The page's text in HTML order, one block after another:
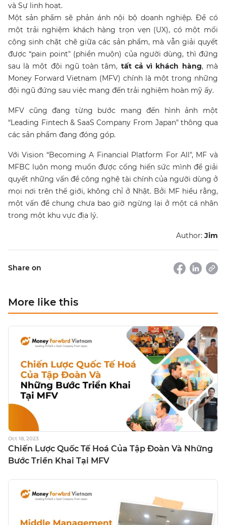
Share on
và Sự linh hoạt.
Một sản phẩm sẽ phản ánh nội bộ doanh nghiệp. Để có
một trải nghiệm khách hàng trọn vẹn (UX), có một mối
cộng sinh chặt chẽ giữa các sản phẩm, mà vẫn giải quyết
được “pain point" (phiền muộn) của người dùng, thì đứng
sau là một đội ngũ toàn tâm, tất cả vì khách hàng, mà
Money Forward Vietnam (MFV) chính là một trong những
đội ngũ đứng sau việc mang đến trải nghiệm hoàn mỹ ấy.
MFV cũng đang từng bước mang đến hình ảnh một
“Leading Fintech & SaaS Company From Japan" thông qua
các sản phẩm đang đóng góp.
Với Vision “Becoming A Financial Platform For All", MF và
MFBC luôn mong muốn được cống hiến sức mình để giải
quyết những vấn đề công nghệ tài chính của người dùng ở
mọi nơi trên thế giới, không chỉ ở Nhật. Bởi MF hiểu rằng,
một vấn đề chung chưa bao giờ ngừng lại ở một cá nhân
trong một khu vực địa lý.
Author: Jim
More like this
Oct 18, 2023
Chiến Lược Quốc Tế Hoá Của Tập Đoàn Và Những
Bước Triển Khai Tại MFV